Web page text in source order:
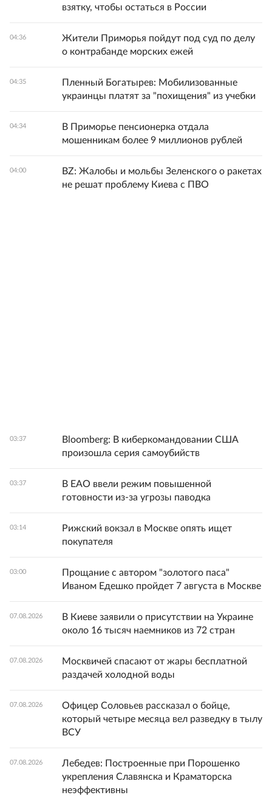
взятку, чтобы остаться в России
04:36
Жители Приморья пойдут под суд по делу
о контрабанде морских ежей
04:35
Пленный Богатырев: Мобилизованные
украинцы платят за "похищения" из учебки
04:34
В Приморье пенсионерка отдала
мошенникам более 9 миллионов рублей
04:00
BZ: Жалобы и мольбы Зеленского о ракетах
не решат проблему Киева с ПВО
03:37
Bloomberg: В киберкомандовании США
произошла серия самоубийств
03:37
В ЕАО ввели режим повышенной
готовности из-за угрозы паводка
03:14
Рижский вокзал в Москве опять ищет
покупателя
03:00
Прощание с автором "золотого паса"
Иваном Едешко пройдет 7 августа в Москве
07.08.2026
В Киеве заявили о присутствии на Украине
около 16 тысяч наемников из 72 стран
07.08.2026
Москвичей спасают от жары бесплатной
раздачей холодной воды
07.08.2026
Офицер Соловьев рассказал о бойце,
который четыре месяца вел разведку в тылу
ВСУ
07.08.2026
Лебедев: Построенные при Порошенко
укрепления Славянска и Краматорска
неэффективны